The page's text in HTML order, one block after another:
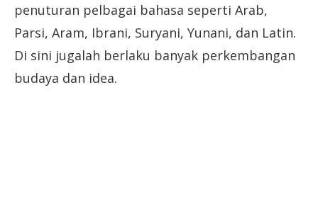
penuturan pelbagai bahasa seperti Arab,
Parsi, Aram, Ibrani, Suryani, Yunani, dan Latin.
Di sini jugalah berlaku banyak perkembangan
budaya dan idea.